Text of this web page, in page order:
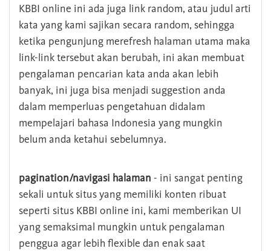
KBBI online ini ada juga link random, atau judul arti
kata yang kami sajikan secara random, sehingga
ketika pengunjung merefresh halaman utama maka
link-link tersebut akan berubah, ini akan membuat
pengalaman pencarian kata anda akan lebih
banyak, ini juga bisa menjadi suggestion anda
dalam memperluas pengetahuan didalam
mempelajari bahasa Indonesia yang mungkin
belum anda ketahui sebelumnya.
pagination/navigasi halaman - ini sangat penting
sekali untuk situs yang memiliki konten ribuat
seperti situs KBBI online ini, kami memberikan UI
yang semaksimal mungkin untuk pengalaman
penggua agar lebih flexible dan enak saat